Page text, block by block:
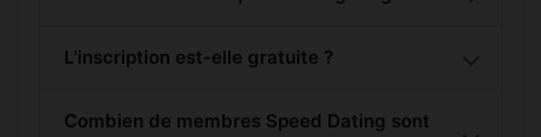
L'inscription est-elle gratuite ?
Combien de membres Speed Dating sont